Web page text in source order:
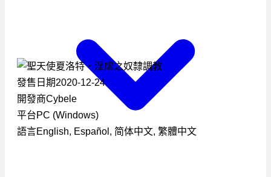
發售日期2020-12-24
開發商Cybele
平台PC (Windows)
語言English, Español, 简体中文, 繁體中文